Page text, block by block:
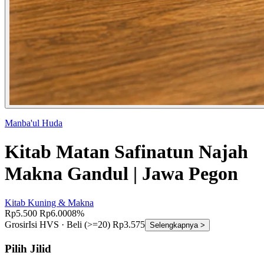
Manba'ul Huda
Kitab Matan Safinatun Najah
Makna Gandul | Jawa Pegon
Kitab Kuning & Makna
Rp5.500 Rp6.0008%
GrosirIsi HVS · Beli (>=20) Rp3.575 Selengkapnya >
Pilih Jilid